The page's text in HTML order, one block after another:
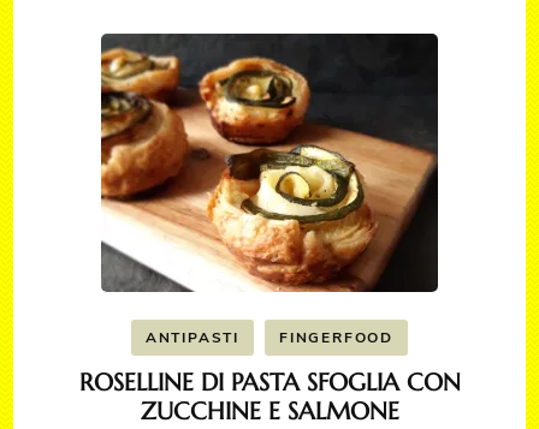
ANTIPASTI FINGERFOOD
ROSELLINE DI PASTA SFOGLIA CON
ZUCCHINE E SALMONE